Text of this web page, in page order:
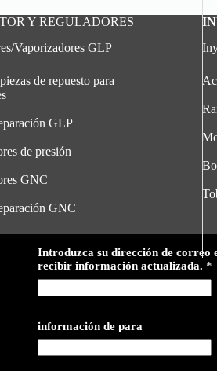
Y REGULADORES
Vaporizadores GLP
de repuesto para
GLP
de presión
GNC
GNC
Introduzca su dirección de correo
recibir información actualizada. *
información de para